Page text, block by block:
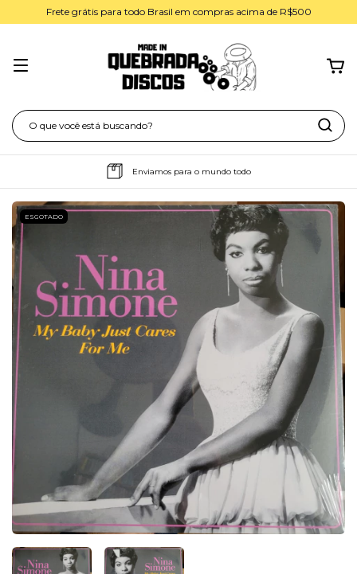
Frete grátis para todo Brasil em compras acima de R$500
Enviamos para o mundo todo
ESGOTADO